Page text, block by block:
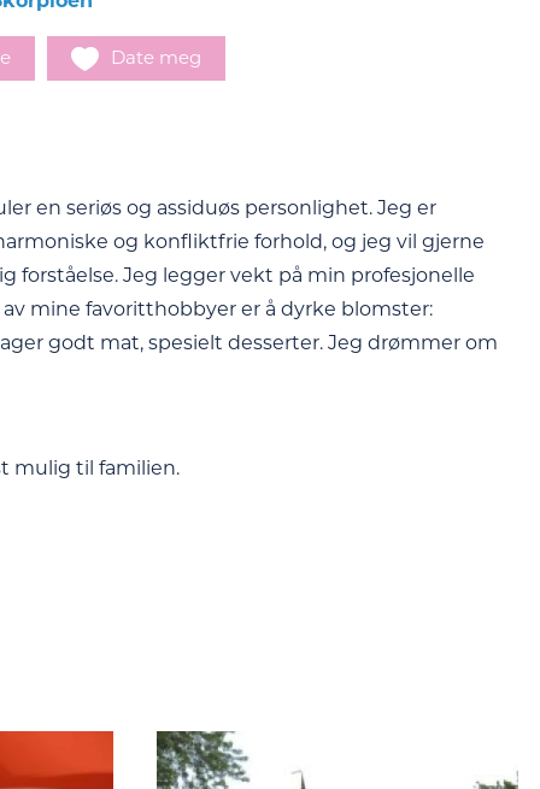
Date meg
en seriøs og assiduøs personlighet. Jeg er
og konfliktfrie forhold, og jeg vil gjerne
Jeg legger vekt på min profesjonelle
mine favoritthobbyer er å dyrke blomster:
godt mat, spesielt desserter. Jeg drømmer om
mulig til familien.